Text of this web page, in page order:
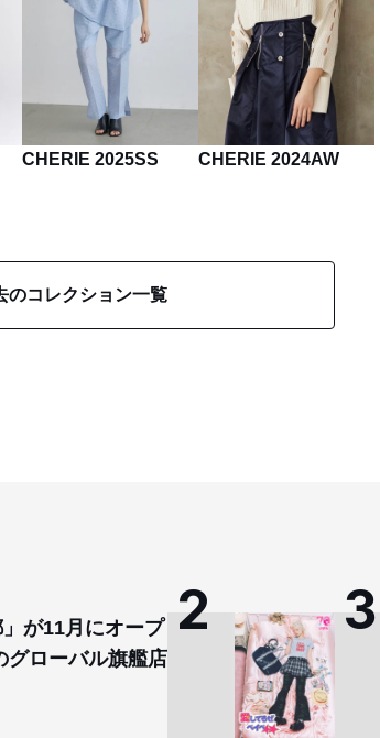
CHERIE 2025SS CHERIE 2024AW
のコレクション一覧
が11月にオープ
ローバル旗艦店